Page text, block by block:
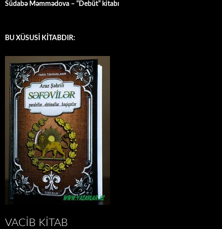
Südabə Məmmədova – “Debüt” kitabı
BU XÜSUSİ KİTABDIR:
VACIB KITAB